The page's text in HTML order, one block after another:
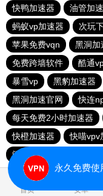
快鸭加速器
油管加
蚂蚁vp加速器
次玩
苹果免费vqn
黑洞加
免费跨墙软件
酷通
暴雪vp
黑豹加速器
黑洞加速官网
快连
每天免费2小时加速器
快橙加速器
快喵vpv
闪电猫加速器-speedcat
首页 安卓
永久免费使